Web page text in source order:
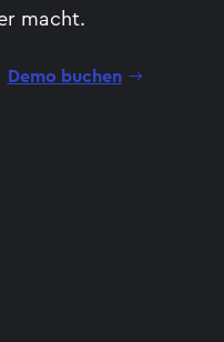
macht.
Demo buchen